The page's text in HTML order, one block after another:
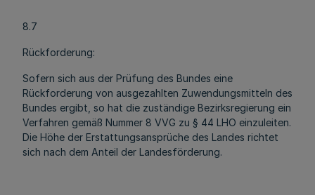
8.7
Rückforderung:
Sofern sich aus der Prüfung des Bundes eine
Rückforderung von ausgezahlten Zuwendungsmitteln des
Bundes ergibt, so hat die zuständige Bezirksregierung ein
Verfahren gemäß Nummer 8 VVG zu § 44 LHO einzuleiten.
Die Höhe der Erstattungsansprüche des Landes richtet
sich nach dem Anteil der Landesförderung.